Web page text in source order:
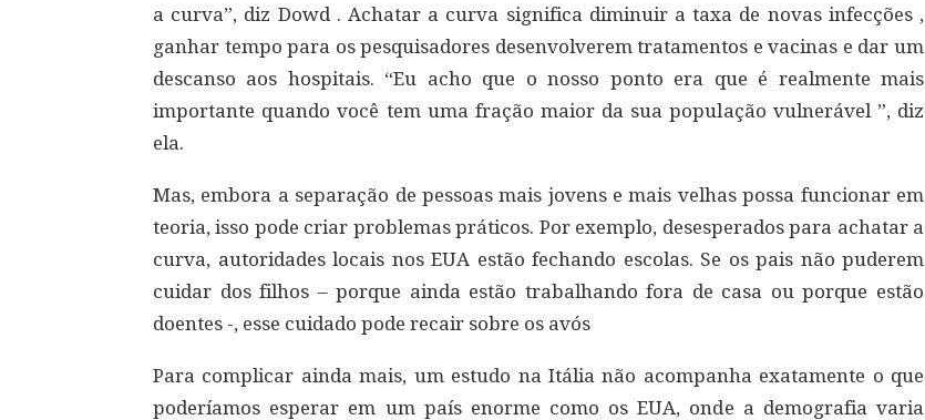
a curva”, diz Dowd . Achatar a curva significa diminuir a taxa de novas infecções ,
ganhar tempo para os pesquisadores desenvolverem tratamentos e vacinas e dar um
descanso aos hospitais. “Eu acho que o nosso ponto era que é realmente mais
importante quando você tem uma fração maior da sua população vulnerável ”, diz
ela.
Mas, embora a separação de pessoas mais jovens e mais velhas possa funcionar em
teoria, isso pode criar problemas práticos. Por exemplo, desesperados para achatar a
curva, autoridades locais nos EUA estão fechando escolas. Se os pais não puderem
cuidar dos filhos – porque ainda estão trabalhando fora de casa ou porque estão
doentes -, esse cuidado pode recair sobre os avós
Para complicar ainda mais, um estudo na Itália não acompanha exatamente o que
poderíamos esperar em um país enorme como os EUA, onde a demografia varia